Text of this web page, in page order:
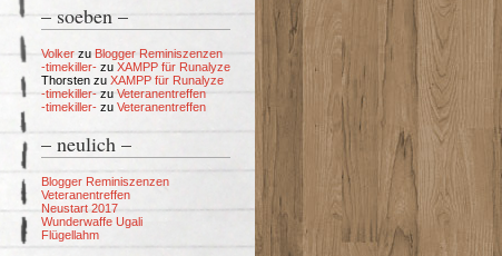
– soeben –
Volker zu Blogger Reminiszenzen
-timekiller- zu XAMPP für Runalyze
Thorsten zu XAMPP für Runalyze
-timekiller- zu Veteranentreffen
-timekiller- zu Veteranentreffen
– neulich –
Blogger Reminiszenzen
Veteranentreffen
Neustart 2017
Wunderwaffe Ugali
Flügellahm